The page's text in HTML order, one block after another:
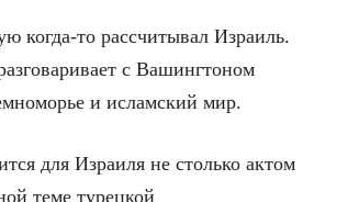
когда-то рассчитывал Израиль.
с Вашингтоном
и исламский мир.
для Израиля не столько актом
теме турецкой